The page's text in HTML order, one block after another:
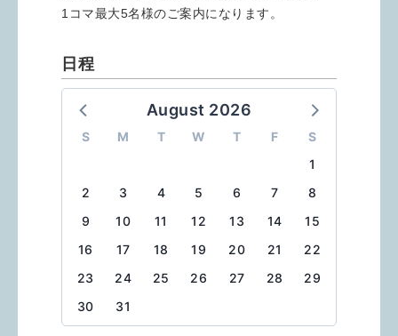
1コマ最大5名様のご案内になります。
日程
August 2026
S M T W T F
S
1
2
3 4 5 6 7
8
9
10 11 12 13 14
15
16
17 18 19 20 21
22
23
24 25 26 27 28
29
30
31